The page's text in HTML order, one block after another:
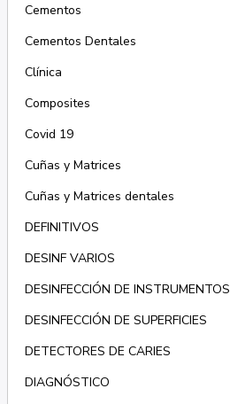
Cementos
Cementos Dentales
Clínica
Composites
Covid 19
Cuñas y Matrices
Cuñas y Matrices dentales
DEFINITIVOS
DESINF VARIOS
DESINFECCIÓN DE INSTRUMENTOS
DESINFECCIÓN DE SUPERFICIES
DETECTORES DE CARIES
DIAGNÓSTICO